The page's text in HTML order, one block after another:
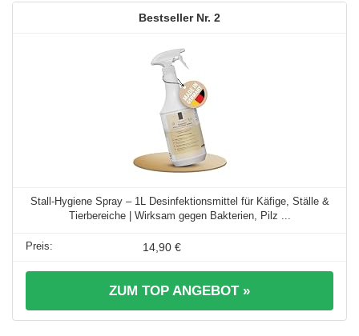
2
Stall-Hygiene Spray – 1L Desinfektionsmittel für Käfige, Ställe &
Tierbereiche | Wirksam gegen Bakterien, Pilz ...
14,90 €
ZUM TOP ANGEBOT »